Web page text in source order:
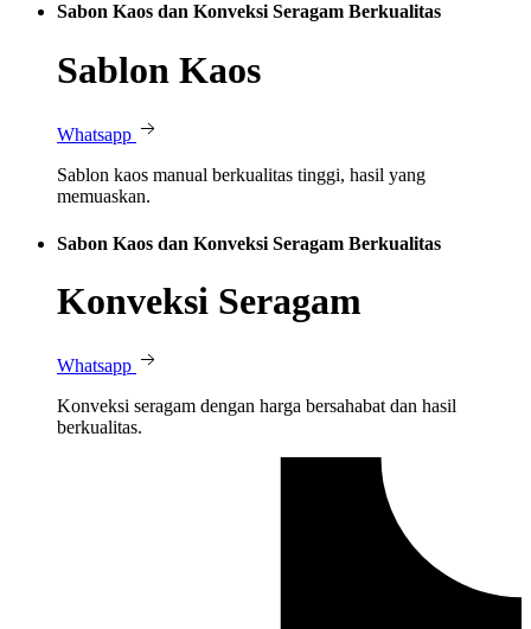
Sabon Kaos dan Konveksi Seragam Berkualitas
Sablon Kaos
Whatsapp
Sablon kaos manual berkualitas tinggi, hasil yang
memuaskan.
Sabon Kaos dan Konveksi Seragam Berkualitas
Konveksi Seragam
Whatsapp
Konveksi seragam dengan harga bersahabat dan hasil
berkualitas.